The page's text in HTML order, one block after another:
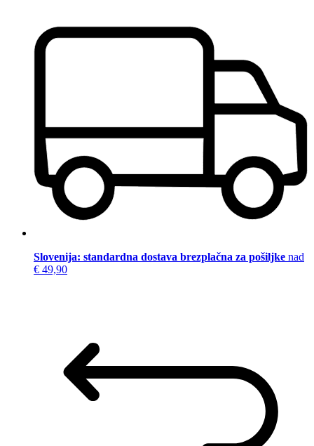
Slovenija: standardna dostava brezplačna za pošiljke nad
€ 49,90